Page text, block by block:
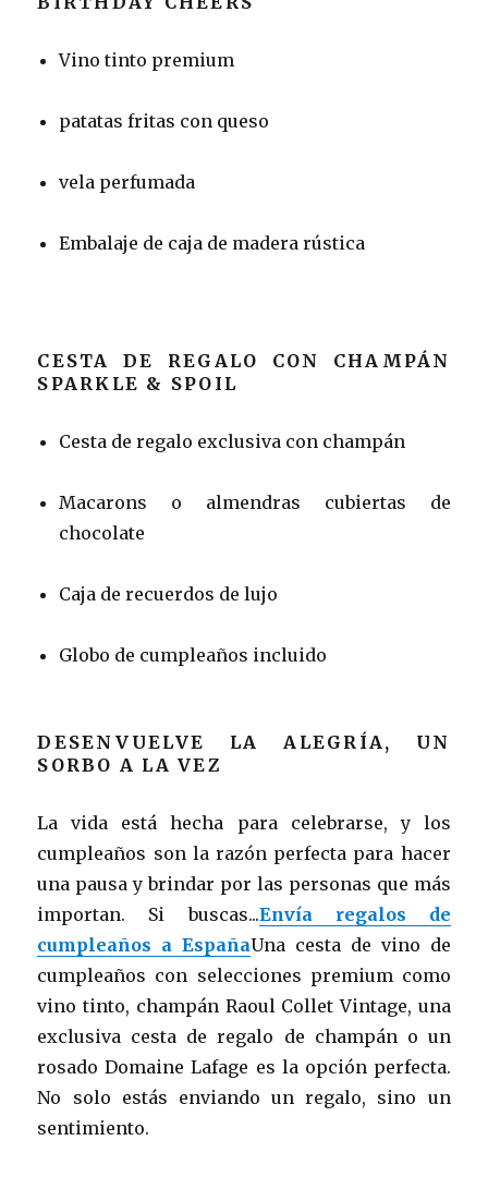
Vino tinto premium
patatas fritas con queso
vela perfumada
Embalaje de caja de madera rústica
CESTA DE REGALO CON CHAMPÁN
SPARKLE & SPOIL
Cesta de regalo exclusiva con champán
Macarons o almendras cubiertas de
chocolate
Caja de recuerdos de lujo
Globo de cumpleaños incluido
DESENVUELVE LA ALEGRÍA, UN
SORBO A LA VEZ
La vida está hecha para celebrarse, y los
cumpleaños son la razón perfecta para hacer
una pausa y brindar por las personas que más
importan. Si buscas...Envía regalos de
cumpleaños a EspañaUna cesta de vino de
cumpleaños con selecciones premium como
vino tinto, champán Raoul Collet Vintage, una
exclusiva cesta de regalo de champán o un
rosado Domaine Lafage es la opción perfecta.
No solo estás enviando un regalo, sino un
sentimiento.